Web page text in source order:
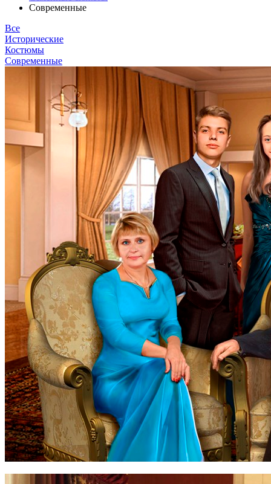
Современные
Все
Исторические
Костюмы
Современные